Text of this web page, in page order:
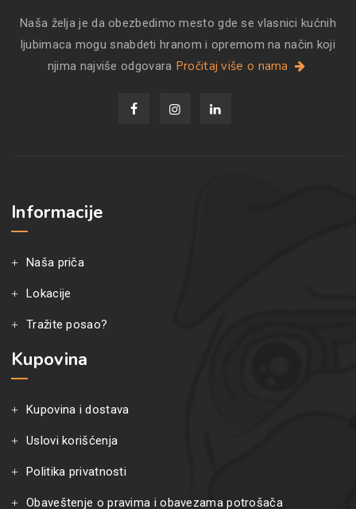
Naša želja je da obezbedimo mesto gde se vlasnici kućnih
ljubimaca mogu snabdeti hranom i opremom na način koji
njima najviše odgovara Pročitaj više o nama
Informacije
Naša priča
Lokacije
Tražite posao?
Kupovina
Kupovina i dostava
Uslovi korišćenja
Politika privatnosti
Obaveštenje o pravima i obavezama potrošača